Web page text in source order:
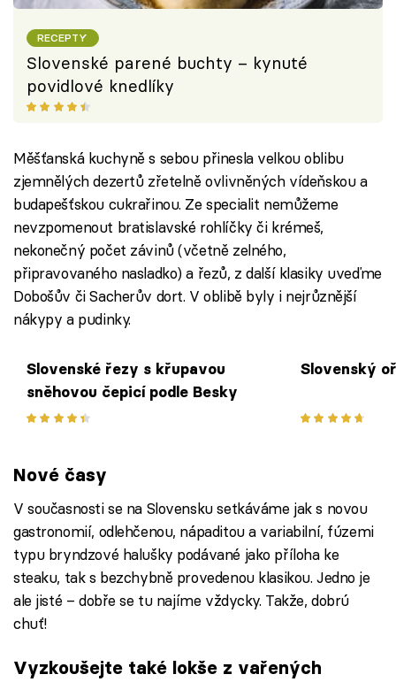
RECEPTY
Slovenské parené buchty – kynuté
povidlové knedlíky
Měšťanská kuchyně s sebou přinesla velkou oblibu
zjemnělých dezertů zřetelně ovlivněných vídeňskou a
budapešťskou cukrařinou. Ze specialit nemůžeme
nevzpomenout bratislavské rohlíčky či krémeš,
nekonečný počet závinů (včetně zelného,
připravovaného nasladko) a řezů, z další klasiky uveďme
Dobošův či Sacherův dort. V oblibě byly i nejrůznější
nákypy a pudinky.
SLADKÉ
Slovenské řezy s křupavou
sněhovou čepicí podle Besky
RECEPTY
Slovenský
Nové časy
V současnosti se na Slovensku setkáváme jak s novou
gastronomií, odlehčenou, nápaditou a variabilní, fúzemi
typu bryndzové halušky podávané jako příloha ke
steaku, tak s bezchybně provedenou klasikou. Jedno je
ale jisté – dobře se tu najíme vždycky. Takže, dobrú
chuť!
Vyzkoušejte také lokše z vařených